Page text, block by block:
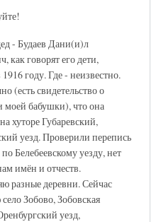
- Будаев Дани(и)л
как говорят его дети,
году. Где - неизвестно.
(есть свидетельство о
моей бабушки), что она
хуторе Губаревский,
уезд. Проверили перепись
по Белебеевскому уезду, нет
имён и отчеств.
разные деревни. Сейчас
Зобово, Зобовская
уезд,